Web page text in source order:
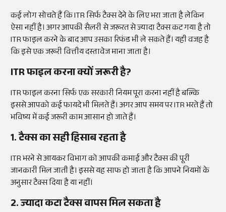
कई लोग सोचते हैं कि ITR सिर्फ टैक्स देने के लिए भरा जाता है लेकिन
ऐसा नहीं है। अगर आपकी सैलरी से जरूरत से ज्यादा टैक्स कट गया है तो
ITR फाइल करने के बाद आप उसका रिफंड भी ले सकते हैं। यही वजह है
कि इसे एक जरूरी वित्तीय दस्तावेज माना जाता है।
ITR फाइल करना क्यों जरूरी है?
ITR फाइल करना सिर्फ एक सरकारी नियम पूरा करना नहीं है बल्कि
इससे आपको कई फायदे भी मिलते हैं। अगर आप समय पर ITR भरते हैं तो
भविष्य में कई जरूरी काम आसान हो जाते हैं।
1. टैक्स का सही हिसाब रहता है
ITR भरने से आयकर विभाग को आपकी कमाई और टैक्स की पूरी
जानकारी मिल जाती है। इससे यह साफ हो जाता है कि आपने नियमों के
अनुसार टैक्स दिया है या नहीं।
2. ज्यादा कटा टैक्स वापस मिल सकता है